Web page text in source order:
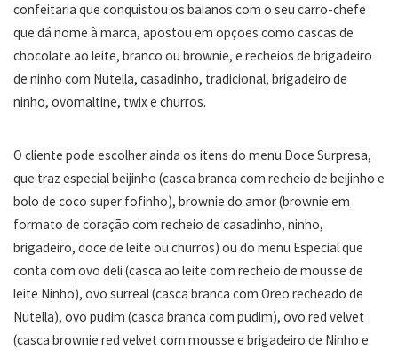
confeitaria que conquistou os baianos com o seu carro-chefe
que dá nome à marca, apostou em opções como cascas de
chocolate ao leite, branco ou brownie, e recheios de brigadeiro
de ninho com Nutella, casadinho, tradicional, brigadeiro de
ninho, ovomaltine, twix e churros.
O cliente pode escolher ainda os itens do menu Doce Surpresa,
que traz especial beijinho (casca branca com recheio de beijinho e
bolo de coco super fofinho), brownie do amor (brownie em
formato de coração com recheio de casadinho, ninho,
brigadeiro, doce de leite ou churros) ou do menu Especial que
conta com ovo deli (casca ao leite com recheio de mousse de
leite Ninho), ovo surreal (casca branca com Oreo recheado de
Nutella), ovo pudim (casca branca com pudim), ovo red velvet
(casca brownie red velvet com mousse e brigadeiro de Ninho e